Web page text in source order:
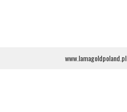
www.lamagoldpoland.pl